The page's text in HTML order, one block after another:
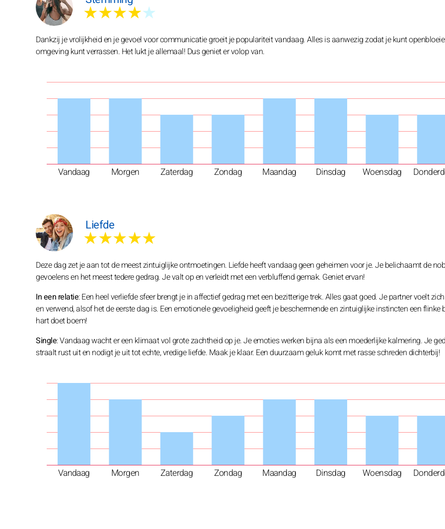
★★★★★
Vandaag Morgen Zaterdag Zondag Maandag Dinsdag Woensdag
Dankzij je vrolijkheid en je gevoel voor communicatie groeit je populariteit vandaag. Alles is aanwezig zodat je kunt
omgeving kunt verrassen. Het lukt je allemaal! Dus geniet er volop van.
Liefde
★★★★★
Vandaag Morgen Zaterdag Zondag Maandag Dinsdag Woensdag
Deze dag zet je aan tot de meest zintuiglijke ontmoetingen. Liefde heeft vandaag geen geheimen voor je. Je belichaamt de
gevoelens en het meest tedere gedrag. Je valt op en verleidt met een verbluffend gemak. Geniet ervan!
In een relatie: Een heel verliefde sfeer brengt je in affectief gedrag met een bezitterige trek. Alles gaat goed. Je partner voelt
en verwend, alsof het de eerste dag is. Een emotionele gevoeligheid geeft je beschermende en zintuiglijke instincten een flinke
hart doet boem!
Single: Vandaag wacht er een klimaat vol grote zachtheid op je. Je emoties werken bijna als een moederlijke kalmering. Je
straalt rust uit en nodigt je uit tot echte, vredige liefde. Maak je klaar. Een duurzaam geluk komt met rasse schreden dichterbij!